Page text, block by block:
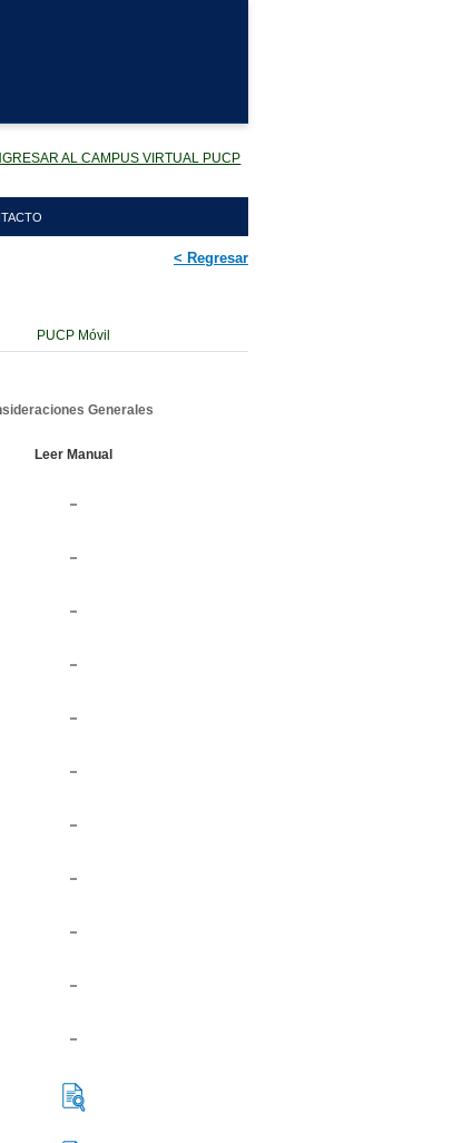
AL CAMPUS VIRTUAL PUCP
< Regresar
PUCP Móvil
Generales
Leer Manual